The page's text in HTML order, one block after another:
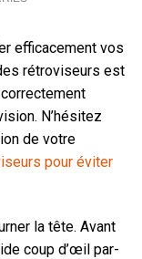
efficacement vos
rétroviseurs est
N’hésitez
de votre
pour éviter
la tête. Avant
coup d’œil par-